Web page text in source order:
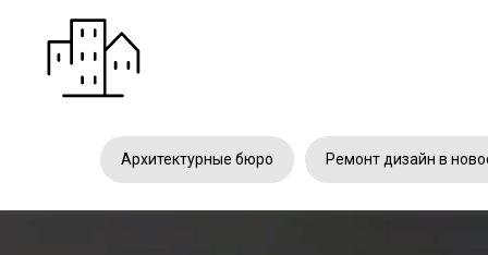
Архитектурные бюро Ремонт дизайн в